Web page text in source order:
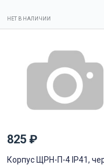
НЕТ В НАЛИЧИИ
825 ₽
Корпус ЩРН-П-4 IP41,